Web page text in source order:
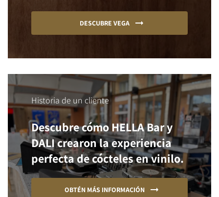
DESCUBRE VEGA
Historia de un cliente
Descubre cómo HELLA Bar y
DALI crearon la experiencia
perfecta de cócteles en vinilo.
OBTÉN MÁS INFORMACIÓN